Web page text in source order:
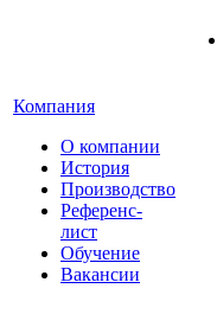
Компания
О компании
История
Производство
Референс-
лист
Обучение
Вакансии